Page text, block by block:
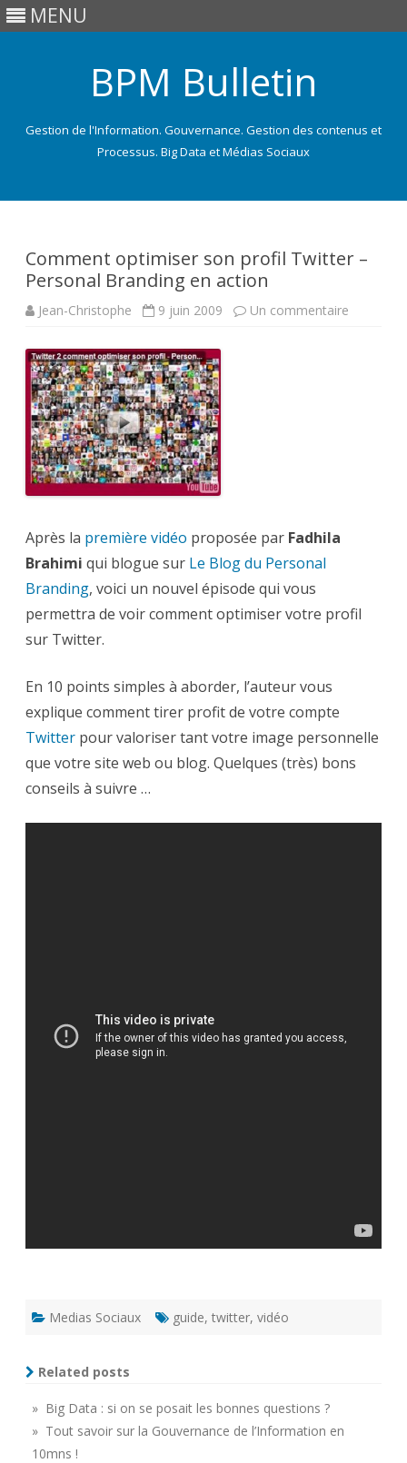
MENU
BPM Bulletin
Gestion de l'Information. Gouvernance. Gestion des contenus et
Processus. Big Data et Médias Sociaux
Comment optimiser son profil Twitter –
Personal Branding en action
Jean-Christophe 9 juin 2009 Un commentaire
Après la première vidéo proposée par Fadhila
Brahimi qui blogue sur Le Blog du Personal
Branding, voici un nouvel épisode qui vous
permettra de voir comment optimiser votre profil
sur Twitter.
En 10 points simples à aborder, l’auteur vous
explique comment tirer profit de votre compte
Twitter pour valoriser tant votre image personnelle
que votre site web ou blog. Quelques (très) bons
conseils à suivre …
Medias Sociaux guide, twitter, vidéo
Related posts
» Big Data : si on se posait les bonnes questions ?
» Tout savoir sur la Gouvernance de l’Information en
10mns !